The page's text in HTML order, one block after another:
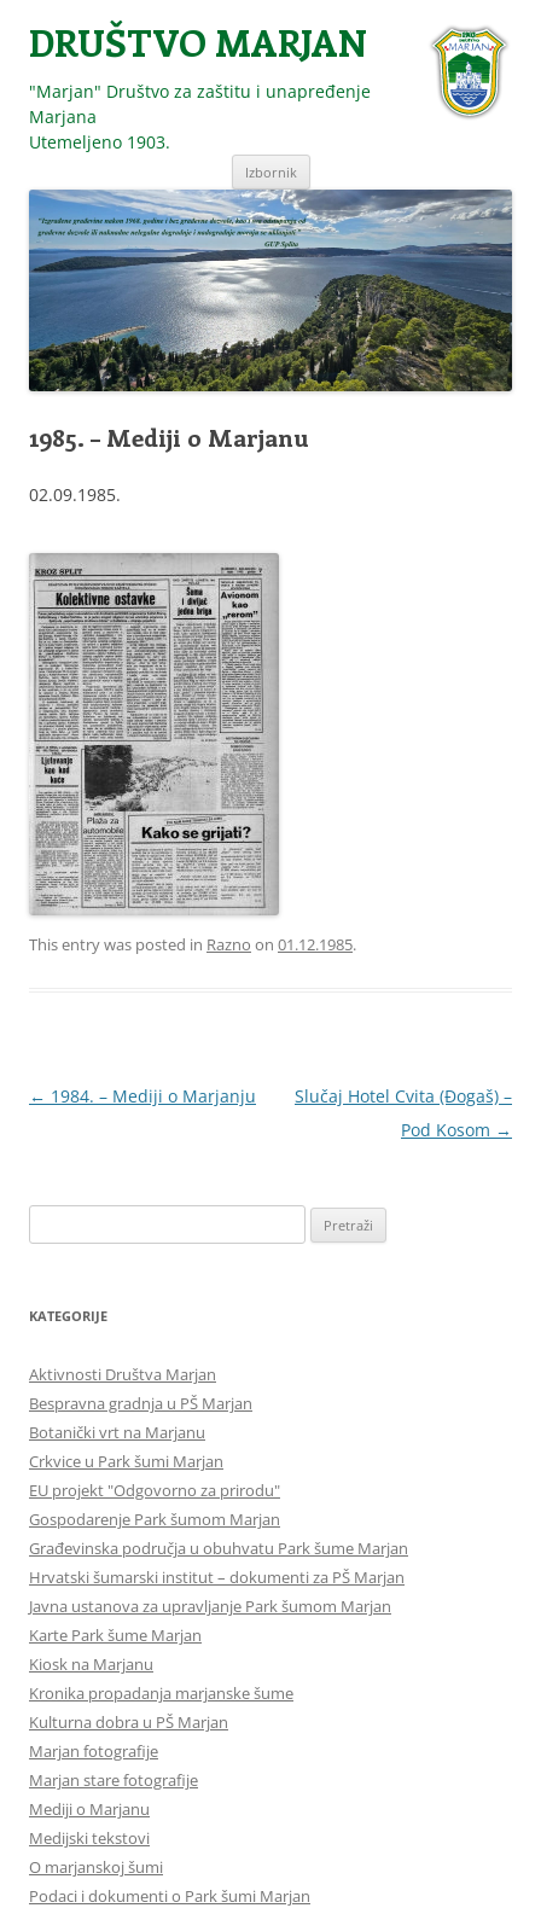
DRUŠTVO MARJAN
"Marjan" Društvo za zaštitu i unapređenje
Marjana
Utemeljeno 1903.
Izbornik Skoči
sadržaja
1985. – Mediji o Marjanu
02.09.1985.
This entry was posted in Razno on 01.12.1985.
Navigacija
← 1984. – Mediji o Marjanju
Slučaj Hotel Cvita (Đogaš) –
Pod Kosom →
KATEGORIJE
Aktivnosti Društva Marjan
Bespravna gradnja u PŠ Marjan
Botanički vrt na Marjanu
Crkvice u Park šumi Marjan
EU projekt "Odgovorno za prirodu"
Gospodarenje Park šumom Marjan
Građevinska područja u obuhvatu Park šume Marjan
Hrvatski šumarski institut – dokumenti za PŠ Marjan
Javna ustanova za upravljanje Park šumom Marjan
Karte Park šume Marjan
Kiosk na Marjanu
Kronika propadanja marjanske šume
Kulturna dobra u PŠ Marjan
Marjan fotografije
Marjan stare fotografije
Mediji o Marjanu
Medijski tekstovi
O marjanskoj šumi
Podaci i dokumenti o Park šumi Marjan